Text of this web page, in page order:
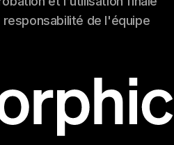
de l'équipe